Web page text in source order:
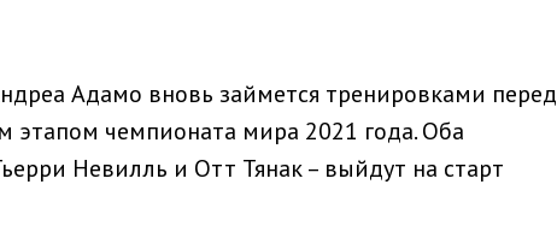
Адамо вновь займется тренировками перед
чемпионата мира 2021 года. Оба
Невилль и Отт Тянак – выйдут на старт